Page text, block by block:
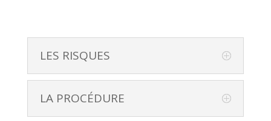
LES RISQUES
LA PROCÉDURE